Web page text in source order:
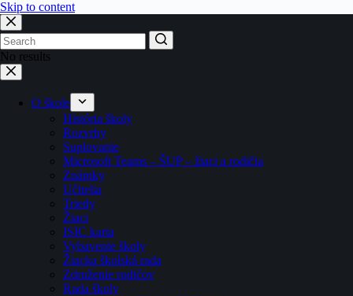
Skip to content
No results
O škole
História školy
Rozvrhy
Suplovanie
Microsoft Teams – ŠUP – žiaci a rodičia
Známky
Učitelia
Triedy
Žiaci
ISIC karta
Vybavenie školy
Žiacka školská rada
Združenie rodičov
Rada školy